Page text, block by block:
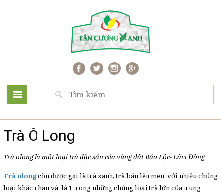
Trà Ô Long
Trà olong là một loại trà đặc sản của vùng đất Bảo Lộc- Lâm Đồng
Trà olongcòn được gọi là trà xanh, trà bán lên men, với nhiều chủng
loại khác nhau và là 1 trong những chủng loại trà lớn của trung